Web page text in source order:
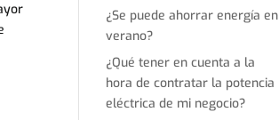
¿Se puede ahorrar energía en
verano?
¿Qué tener en cuenta a la
hora de contratar la potencia
eléctrica de mi negocio?